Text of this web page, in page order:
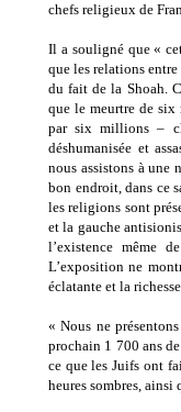
chefs religieux de
Il a souligné que «
que les relations
du fait de la Shoah.
que le meurtre de six
par six millions –
déshumanisée et
nous assistons à une
bon endroit, dans ce
les religions sont
et la gauche
l’existence même
L’exposition ne
éclatante et la
« Nous ne
prochain 1 700 ans
ce que les Juifs ont
heures sombres, ainsi